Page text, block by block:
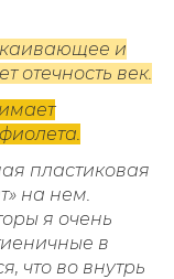
и
отечность век.
пластиковая
на нем.
я очень
в
что во внутрь